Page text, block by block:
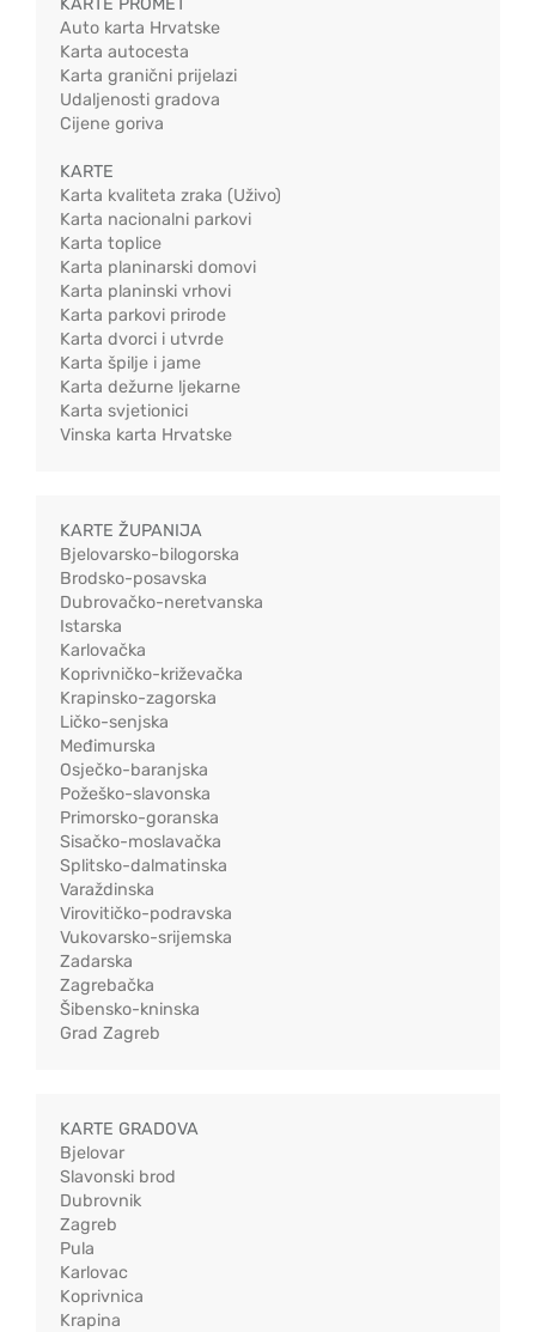
KARTE PROMET
Auto karta Hrvatske
Karta autocesta
Karta granični prijelazi
Udaljenosti gradova
Cijene goriva
KARTE
Karta kvaliteta zraka (Uživo)
Karta nacionalni parkovi
Karta toplice
Karta planinarski domovi
Karta planinski vrhovi
Karta parkovi prirode
Karta dvorci i utvrde
Karta špilje i jame
Karta dežurne ljekarne
Karta svjetionici
Vinska karta Hrvatske
KARTE ŽUPANIJA
Bjelovarsko-bilogorska
Brodsko-posavska
Dubrovačko-neretvanska
Istarska
Karlovačka
Koprivničko-križevačka
Krapinsko-zagorska
Ličko-senjska
Međimurska
Osječko-baranjska
Požeško-slavonska
Primorsko-goranska
Sisačko-moslavačka
Splitsko-dalmatinska
Varaždinska
Virovitičko-podravska
Vukovarsko-srijemska
Zadarska
Zagrebačka
Šibensko-kninska
Grad Zagreb
KARTE GRADOVA
Bjelovar
Slavonski brod
Dubrovnik
Zagreb
Pula
Karlovac
Koprivnica
Krapina